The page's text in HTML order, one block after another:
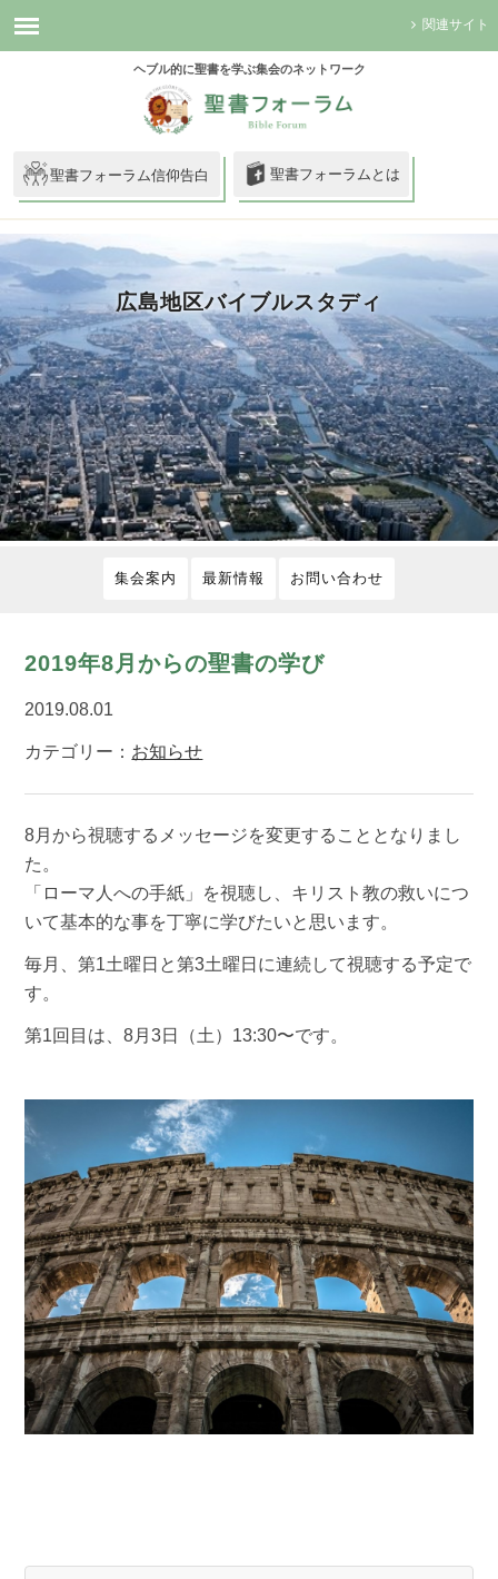
関連サイト
ヘブル的に聖書を学ぶ集会のネットワーク
聖書フォーラム信仰告白 聖書フォーラムとは
広島地区バイブルスタディ
集会案内 最新情報 お問い合わせ
2019年8月からの聖書の学び
2019.08.01
カテゴリー： お知らせ
8月から視聴するメッセージを変更することとなりまし
た。
「ローマ人への手紙」を視聴し、キリスト教の救いにつ
いて基本的な事を丁寧に学びたいと思います。
毎月、第1土曜日と第3土曜日に連続して視聴する予定で
す。
第1回目は、8月3日（土）13:30〜です。